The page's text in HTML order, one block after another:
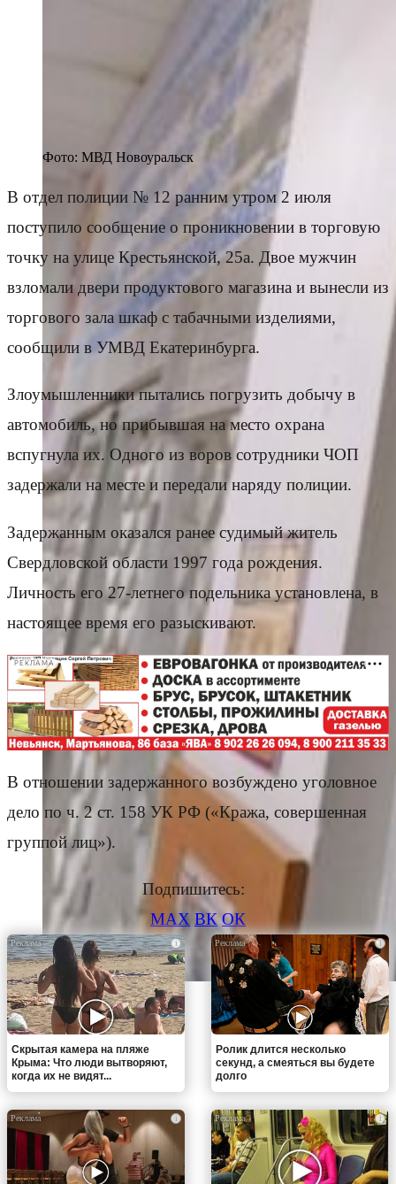
Фото: МВД Новоуральск
В отдел полиции № 12 ранним утром 2 июля
поступило сообщение о проникновении в торговую
точку на улице Крестьянской, 25а. Двое мужчин
взломали двери продуктового магазина и вынесли из
торгового зала шкаф с табачными изделиями,
сообщили в УМВД Екатеринбурга.
Злоумышленники пытались погрузить добычу в
автомобиль, но прибывшая на место охрана
вспугнула их. Одного из воров сотрудники ЧОП
задержали на месте и передали наряду полиции.
Задержанным оказался ранее судимый житель
Свердловской области 1997 года рождения.
Личность его 27-летнего подельника установлена, в
настоящее время его разыскивают.
РЕКЛАМА
В отношении задержанного возбуждено уголовное
дело по ч. 2 ст. 158 УК РФ («Кража, совершенная
группой лиц»).
Подпишитесь:
MAX ВК ОК
i
Скрытая камера на пляже
Крыма: Что люди вытворяют,
когда их не видят...
i
Ролик длится несколько
секунд, а смеяться вы будете
долго
i i